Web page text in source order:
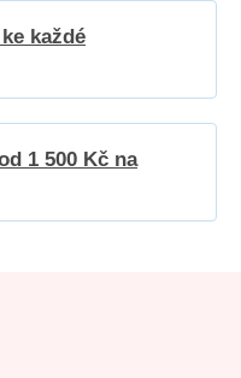
každé
1 500 Kč na